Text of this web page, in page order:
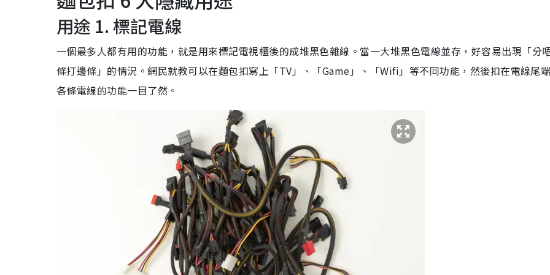
用途 1. 標記電線
一個最多人都有用的功能，就是用來標記電視櫃後的成堆黑色雜線。當一大堆黑色電線並存，好容易出現「分
條打邊條」的情況。網民就教可以在麵包扣寫上「TV」、「Game」、「Wifi」等不同功能，然後扣在電線尾
各條電線的功能一目了然。